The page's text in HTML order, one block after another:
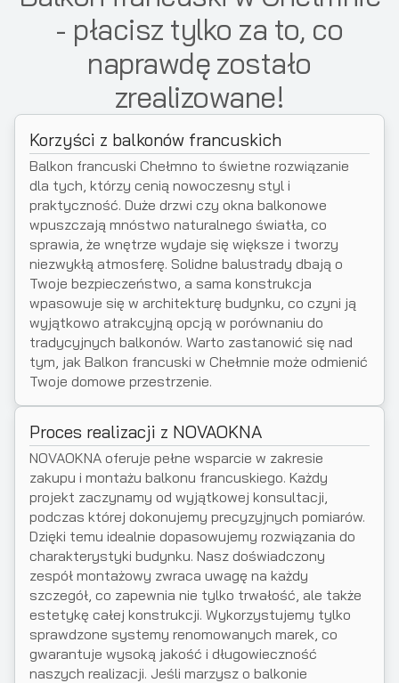
- płacisz tylko za to, co
naprawdę zostało
zrealizowane!
Korzyści z balkonów francuskich
Balkon francuski Chełmno to świetne rozwiązanie
dla tych, którzy cenią nowoczesny styl i
praktyczność. Duże drzwi czy okna balkonowe
wpuszczają mnóstwo naturalnego światła, co
sprawia, że wnętrze wydaje się większe i tworzy
niezwykłą atmosferę. Solidne balustrady dbają o
Twoje bezpieczeństwo, a sama konstrukcja
wpasowuje się w architekturę budynku, co czyni ją
wyjątkowo atrakcyjną opcją w porównaniu do
tradycyjnych balkonów. Warto zastanowić się nad
tym, jak Balkon francuski w Chełmnie może odmienić
Twoje domowe przestrzenie.
Proces realizacji z NOVAOKNA
NOVAOKNA oferuje pełne wsparcie w zakresie
zakupu i montażu balkonu francuskiego. Każdy
projekt zaczynamy od wyjątkowej konsultacji,
podczas której dokonujemy precyzyjnych pomiarów.
Dzięki temu idealnie dopasowujemy rozwiązania do
charakterystyki budynku. Nasz doświadczony
zespół montażowy zwraca uwagę na każdy
szczegół, co zapewnia nie tylko trwałość, ale także
estetykę całej konstrukcji. Wykorzystujemy tylko
sprawdzone systemy renomowanych marek, co
gwarantuje wysoką jakość i długowieczność
naszych realizacji. Jeśli marzysz o balkonie